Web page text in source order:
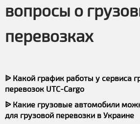
вопросы о
перевозках
ᐉ Какой график работы у сервиса
перевозок UTC-Cargo
ᐉ Какие грузовые автомобили
для грузовой перевозки в Украине